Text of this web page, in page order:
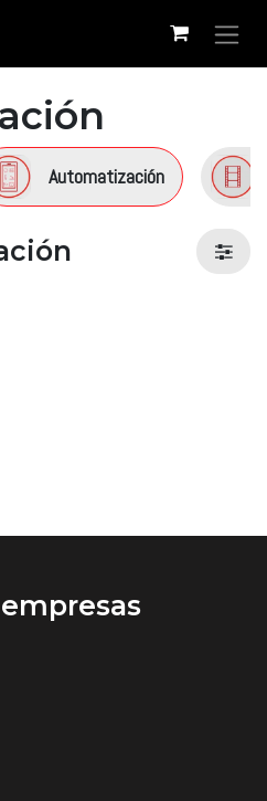
Automatización